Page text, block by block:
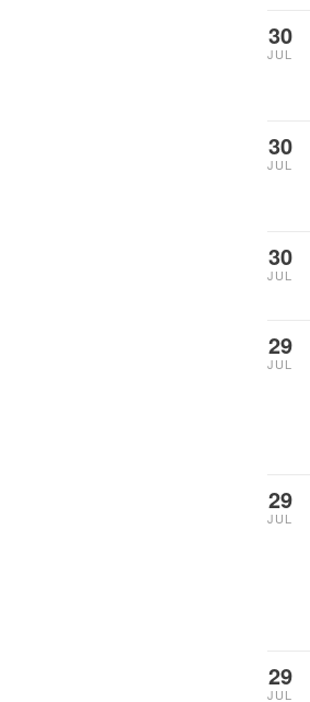
30
JUL
30
JUL
30
JUL
29
JUL
29
JUL
29
JUL